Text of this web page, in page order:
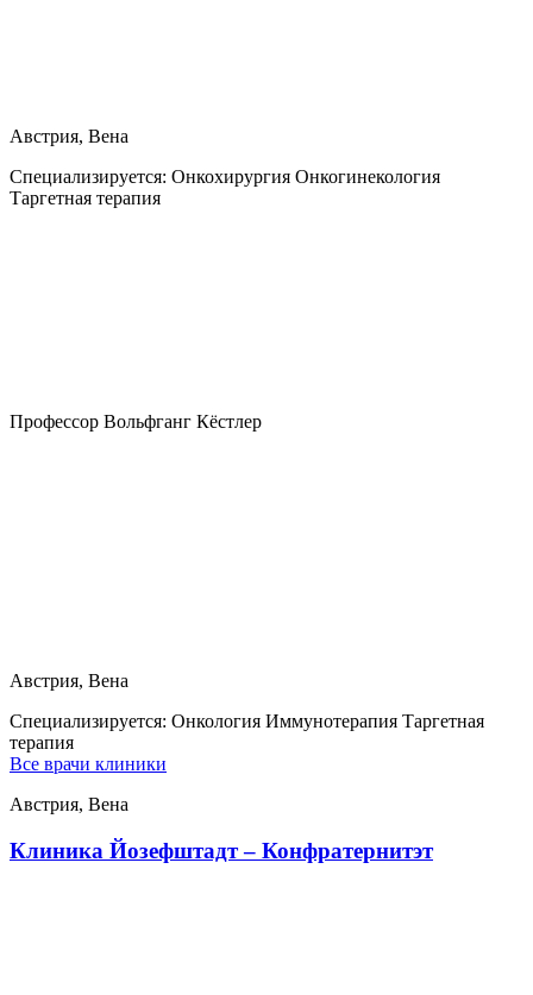
Австрия, Вена
Специализируется: Онкохирургия Онкогинекология
Таргетная терапия
Профессор Вольфганг Кёстлер
Австрия, Вена
Специализируется: Онкология Иммунотерапия Таргетная
терапия
Все врачи клиники
Австрия, Вена
Клиника Йозефштадт – Конфратернитэт